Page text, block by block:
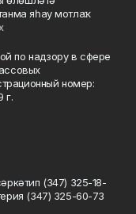
яһау мотлаҡ.
по надзору в сфере
номер:
г.
(347) 325-18-
(347) 325-60-73